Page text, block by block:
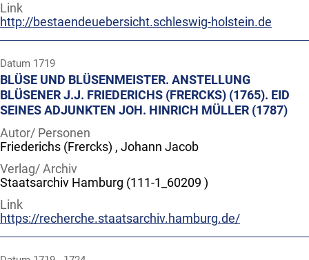
Link
http://bestaendeuebersicht.schleswig-holstein.de
Datum 1719
BLÜSE UND BLÜSENMEISTER. ANSTELLUNG
BLÜSENER J.J. FRIEDERICHS (FRERCKS) (1765). EID
SEINES ADJUNKTEN JOH. HINRICH MÜLLER (1787)
Autor/ Personen
Friederichs (Frercks) , Johann Jacob
Verlag/ Archiv
Staatsarchiv Hamburg (111-1_60209 )
Link
https://recherche.staatsarchiv.hamburg.de/